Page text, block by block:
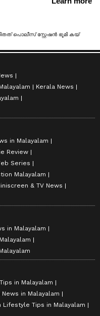
'പള്ളി പണിതത് പൊലീസ് സ്റ്റേഷൻ ഭൂമി കയ്യേറി', ഇമാമിന് നോട്ടീസ് നൽകി; ആരോപണം നിഷേധിച്ച് അധികൃതര്‍
Kerala News
in Malayalam
Review
Series
Malayalam
& TV News
in Malayalam
in Malayalam
News in Malayalam
Lifestyle Tips in Malayalam